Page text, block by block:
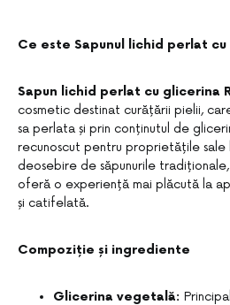
Ce este Sapunul lichid perlat
Sapun lichid perlat cu glicerina
cosmetic destinat curățării pielii,
sa perlata și prin conținutul de
recunoscut pentru proprietățile sale
deosebire de săpunurile
oferă o experiență mai plăcută la
și catifelată.
Compoziție și ingrediente
Glicerina vegetală: